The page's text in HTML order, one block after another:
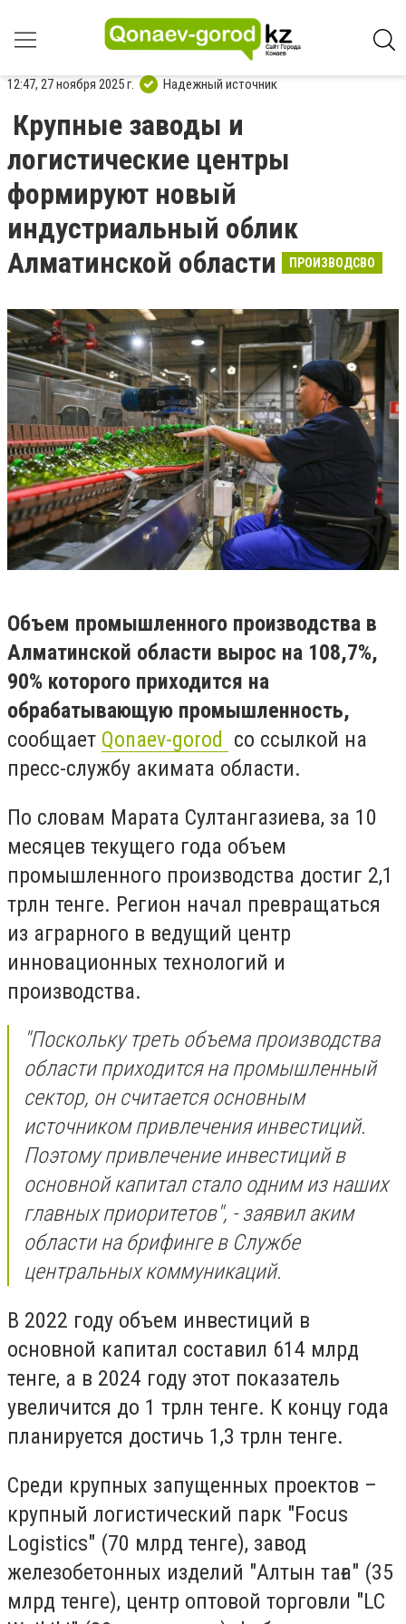
12:47, 27 ноября 2025 г. Надежный источник
Крупные заводы и
логистические центры
формируют новый
индустриальный облик
Алматинской области
ПРОИЗВОДСВО
Объем промышленного производства в
Алматинской области вырос на 108,7%,
90% которого приходится на
обрабатывающую промышленность,
сообщает Qonaev-gorod со ссылкой на
пресс-службу акимата области.
По словам Марата Султангазиева, за 10
месяцев текущего года объем
промышленного производства достиг 2,1
трлн тенге. Регион начал превращаться
из аграрного в ведущий центр
инновационных технологий и
производства.
"Поскольку треть объема производства
области приходится на промышленный
сектор, он считается основным
источником привлечения инвестиций.
Поэтому привлечение инвестиций в
основной капитал стало одним из наших
главных приоритетов", - заявил аким
области на брифинге в Службе
центральных коммуникаций.
В 2022 году объем инвестиций в
основной капитал составил 614 млрд
тенге, а в 2024 году этот показатель
увеличится до 1 трлн тенге. К концу года
планируется достичь 1,3 трлн тенге.
Среди крупных запущенных проектов –
крупный логистический парк "Focus
Logistics" (70 млрд тенге), завод
железобетонных изделий "Алтын таға" (35
млрд тенге), центр оптовой торговли "LC